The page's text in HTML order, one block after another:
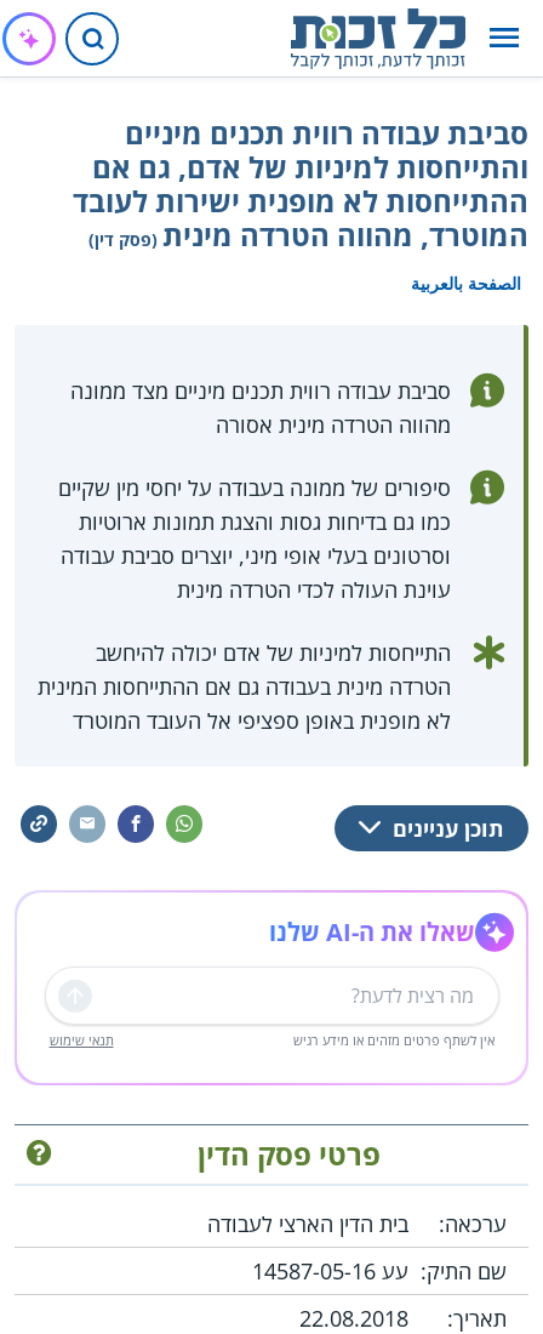
סביבת עבודה רווית תכנים מיניים
והתייחסות למיניות של אדם, גם אם
ההתייחסות לא מופנית ישירות לעובד
המוטרד, מהווה הטרדה מינית (פסק דין)
الصفحة بالعربية
סביבת עבודה רווית תכנים מיניים מצד ממונה
מהווה הטרדה מינית אסורה
סיפורים של ממונה בעבודה על יחסי מין שקיים
כמו גם בדיחות גסות והצגת תמונות ארוטיות
וסרטונים בעלי אופי מיני, יוצרים סביבת עבודה
עוינת העולה לכדי הטרדה מינית
התייחסות למיניות של אדם יכולה להיחשב
הטרדה מינית בעבודה גם אם ההתייחסות המינית
לא מופנית באופן ספציפי אל העובד המוטרד
תוכן עניינים
שאלו את ה-AI שלנו
שליחה
אין לשתף פרטים מזהים או מידע רגיש תנאי שימוש
פרטי פסק הדין
ערכאה:
בית הדין הארצי לעבודה
שם התיק: עע 14587-05-16‏
תאריך:
22.08.2018